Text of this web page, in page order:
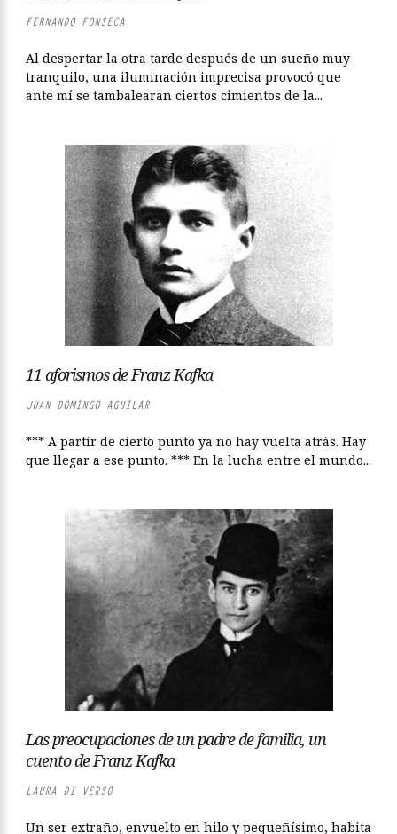
FERNANDO FONSECA
Al despertar la otra tarde después de un sueño muy
tranquilo, una iluminación imprecisa provocó que
ante mí se tambalearan ciertos cimientos de la...
11 aforismos de Franz Kafka
JUAN DOMINGO AGUILAR
*** A partir de cierto punto ya no hay vuelta atrás. Hay
que llegar a ese punto. *** En la lucha entre el mundo...
Las preocupaciones de un padre de familia, un
cuento de Franz Kafka
LAURA DI VERSO
Un ser extraño, envuelto en hilo y pequeñísimo, habita